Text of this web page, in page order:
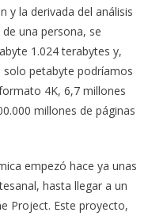
y la derivada del análisis
una persona, se
1.024 terabytes y,
solo petabyte podríamos
4K, 6,7 millones
millones de páginas
empezó hace ya unas
hasta llegar a un
Project. Este proyecto,